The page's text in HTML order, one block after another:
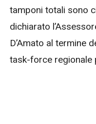
tamponi totali sono
dichiarato
D’Amato al termine
task-force regionale